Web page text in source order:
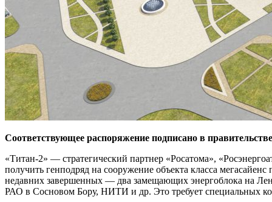
Соответствующее распоряжение подписано в
«Титан-2» — стратегический партнер «Росатома»,
получить генподряд на сооружение объекта класса
недавних завершенных — два замещающих энергоблока на
РАО в Сосновом Бору, НИТИ и др. Это требует специальных